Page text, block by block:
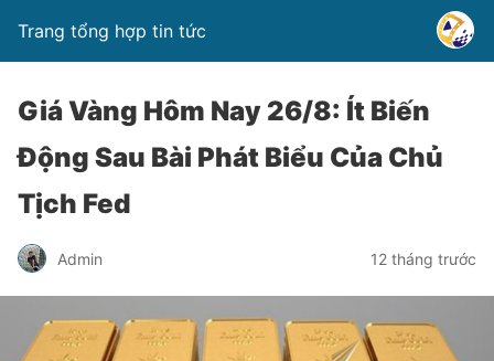
Trang tổng hợp tin tức
Giá Vàng Hôm Nay 26/8: Ít Biến
Động Sau Bài Phát Biểu Của Chủ
Tịch Fed
Admin 12 tháng trước